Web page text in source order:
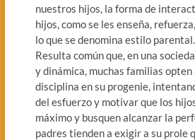
nuestros hijos, la forma de
hijos, como se les enseña,
lo que se denomina estilo parental.
Resulta común que, en una
y dinámica, muchas familias
disciplina en su progenie,
del esfuerzo y motivar que los
máximo y busquen alcanzar la
padres tienden a exigir a su prole